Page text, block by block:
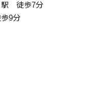
駅 徒歩7分
9分